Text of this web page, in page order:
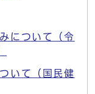
について（令
いて（国民健